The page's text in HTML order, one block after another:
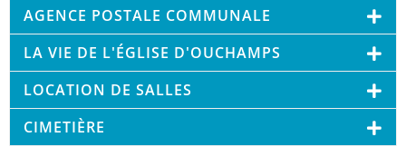
AGENCE POSTALE COMMUNALE
LA VIE DE L'ÉGLISE D'OUCHAMPS
LOCATION DE SALLES
CIMETIÈRE